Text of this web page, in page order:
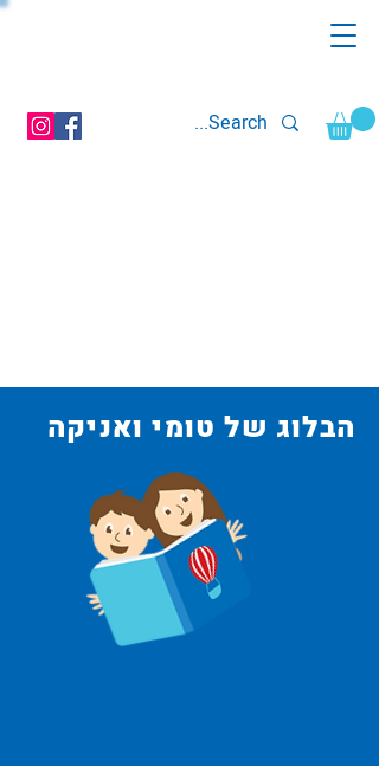
הבלוג של טומי ואניקה